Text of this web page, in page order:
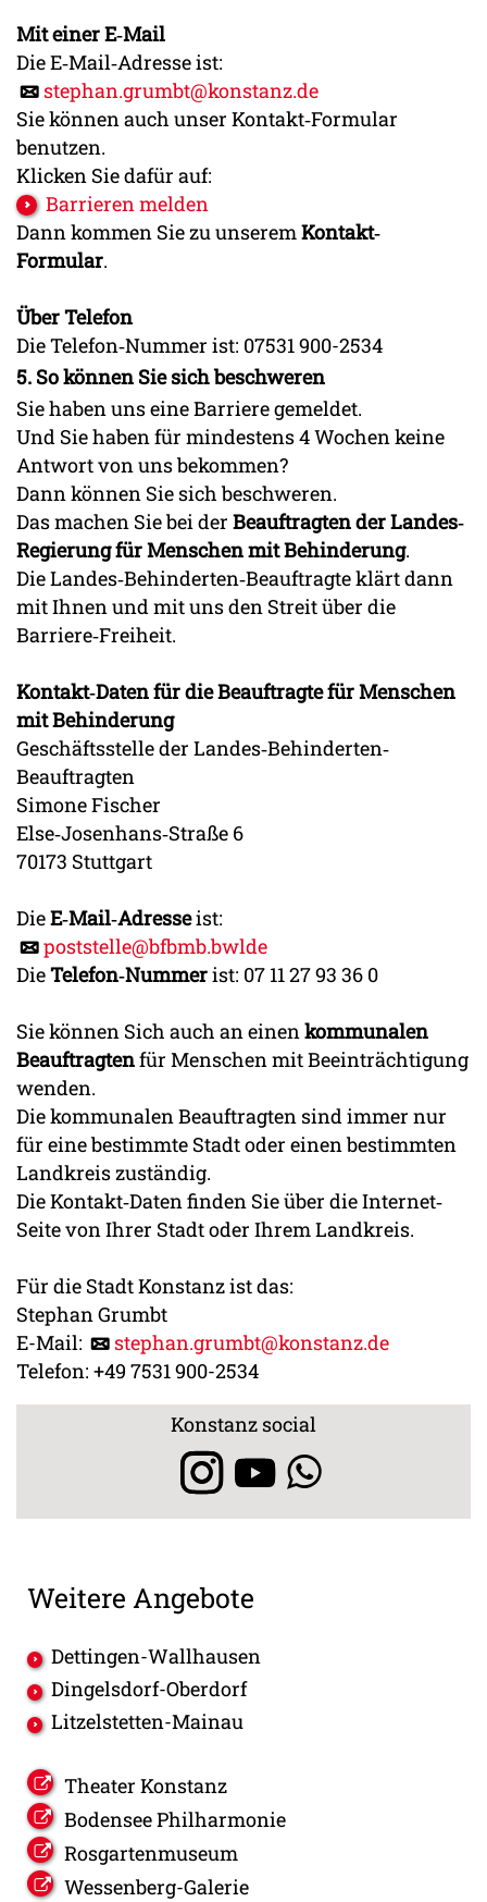
Mit einer E‐Mail
Die E‐Mail‐Adresse ist:
stephan.grumbt@konstanz.de
Sie können auch unser Kontakt‐Formular
benutzen.
Klicken Sie dafür auf:
Barrieren melden
Dann kommen Sie zu unseremKontakt‐
Formular.
Über Telefon
Die Telefon‐Nummer ist: 07531 900-2534
5. So können Sie sich beschweren
Sie haben uns eine Barriere gemeldet.
Und Sie haben für mindestens 4 Wochen keine
Antwort von uns bekommen?
Dann können Sie sich beschweren.
Das machen Sie bei der Beauftragten der Landes‐
Regierungfür Menschen mit Behinderung.
Die Landes‐Behinderten‐Beauftragte klärt dann
mit Ihnen und mit uns den Streit über die
Barriere‐Freiheit.
Kontakt‐Daten für die Beauftragte für Menschen
mit Behinderung
Geschäftsstelle der Landes‐Behinderten‐
Beauftragten
Simone Fischer
Else‐Josenhans‐Straße 6
70173 Stuttgart
DieE‐Mail‐Adresseist:
poststelle@bfbmb.bwlde
DieTelefon‐Nummerist: 07 11 27 93 36 0
Sie können Sich auch an einenkommunalen
Beauftragtenfür Menschen mit Beeinträchtigung
wenden.
Die kommunalen Beauftragten sind immer nur
für eine bestimmte Stadt oder einen bestimmten
Landkreis zuständig.
Die Kontakt‐Daten finden Sie über die Internet‐
Seite von Ihrer Stadt oder Ihrem Landkreis.
Für die Stadt Konstanz ist das:
Stephan Grumbt
E-Mail:
stephan.grumbt@konstanz.de
Telefon: +49 7531 900-2534
Konstanz social
Weitere Angebote
Dettingen-Wallhausen
Dingelsdorf-Oberdorf
Litzelstetten-Mainau
Theater Konstanz
Bodensee Philharmonie
Rosgartenmuseum
Wessenberg-Galerie